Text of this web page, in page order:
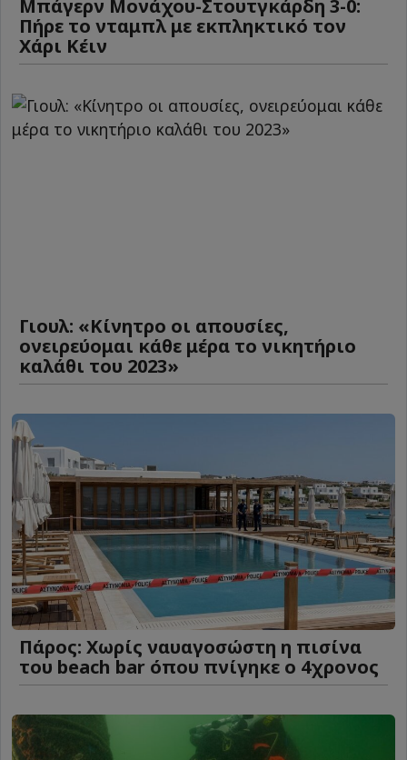
Μπάγερν Μονάχου-Στουτγκάρδη 3-0:
Πήρε το νταμπλ με εκπληκτικό τον
Χάρι Κέιν
Γιουλ: «Κίνητρο οι απουσίες,
ονειρεύομαι κάθε μέρα το νικητήριο
καλάθι του 2023»
Πάρος: Χωρίς ναυαγοσώστη η πισίνα
του beach bar όπου πνίγηκε ο 4χρονος